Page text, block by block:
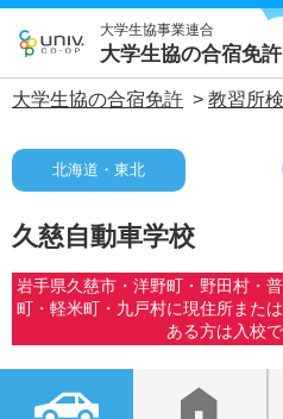
大学生協事業連合
大学生協の合宿免許
大学生協の合宿免許 > 教習所
北海道・東北
久慈自動車学校
岩手県久慈市・洋野町・野田村・
町・軽米町・九戸村に現住所また
ある方は入校で